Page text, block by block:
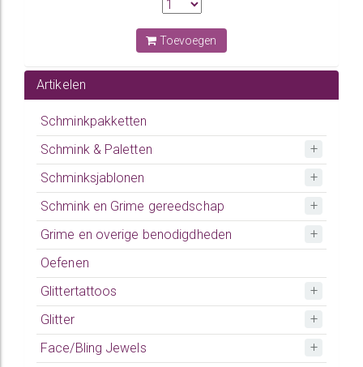
Toevoegen
Artikelen
Schminkpakketten
Schmink & Paletten
Schminksjablonen
Schmink en Grime gereedschap
Grime en overige benodigdheden
Oefenen
Glittertattoos
Glitter
Face/Bling Jewels